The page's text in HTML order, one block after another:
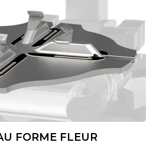
FORME FLEUR